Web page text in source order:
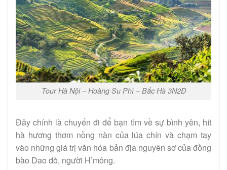
Tour Hà Nội – Hoàng Su Phì – Bắc Hà 3N2Đ
Đây chính là chuyến đi để bạn tìm về sự bình yên, hít
hà hương thơm nồng nàn của lúa chín và chạm tay
vào những giá trị văn hóa bản địa nguyên sơ của đồng
bào Dao đỏ, người H’mông.